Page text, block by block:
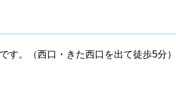
す。（西口・きた西口を出て徒歩5分）